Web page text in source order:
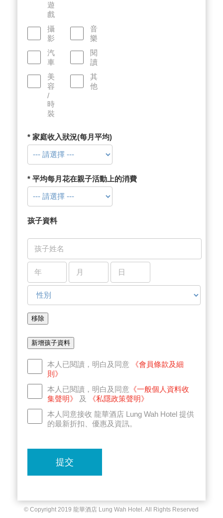
遊
戲
攝
影
音
樂
汽
車
閱
讀
美
容
/
時
裝
其
他
* 家庭收入狀況(每月平均)
* 平均每月花在親子活動上的消費
孩子資料
移除
新增孩子資料
本人已閱讀，明白及同意
《會員條款及細
則》
本人已閱讀，明白及同意 《一般個人資料收
集聲明》
及
《私隱政策聲明》
本人同意接收 龍華酒店 Lung Wah Hotel 提供
的最新折扣、優惠及資訊。
提交
© Copyright 2019 龍華酒店 Lung Wah Hotel. All Rights Reserved